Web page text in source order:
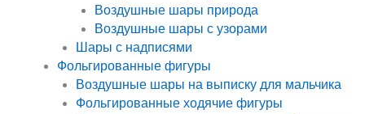
Воздушные шары природа
Воздушные шары с узорами
Шары с надписями
Фольгированные фигуры
Воздушные шары на выписку для мальчика
Фольгированные ходячие фигуры